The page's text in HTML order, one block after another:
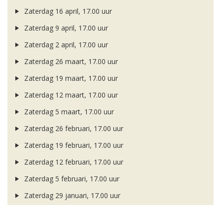
Zaterdag 16 april, 17.00 uur
Zaterdag 9 april, 17.00 uur
Zaterdag 2 april, 17.00 uur
Zaterdag 26 maart, 17.00 uur
Zaterdag 19 maart, 17.00 uur
Zaterdag 12 maart, 17.00 uur
Zaterdag 5 maart, 17.00 uur
Zaterdag 26 februari, 17.00 uur
Zaterdag 19 februari, 17.00 uur
Zaterdag 12 februari, 17.00 uur
Zaterdag 5 februari, 17.00 uur
Zaterdag 29 januari, 17.00 uur